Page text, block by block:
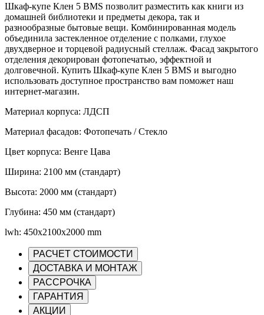
Шкаф-купе Клен 5 BMS позволит разместить как книги из
домашней библиотеки и предметы декора, так и
разнообразные бытовые вещи. Комбинированная модель
объединила застекленное отделение с полками, глухое
двухдверное и торцевой радиусный стеллаж. Фасад закрытого
отделения декорирован фотопечатью, эффектной и
долговечной. Купить Шкаф-купе Клен 5 BMS и выгодно
использовать доступное пространство вам поможет наш
интернет-магазин.
Материал корпуса: ЛДСП
Материал фасадов: Фотопечать / Стекло
Цвет корпуса: Венге Цава
Ширина: 2100 мм (стандарт)
Высота: 2000 мм (стандарт)
Глубина: 450 мм (стандарт)
lwh: 450x2100x2000 mm
РАСЧЕТ СТОИМОСТИ
ДОСТАВКА И МОНТАЖ
РАССРОЧКА
ГАРАНТИЯ
АКЦИИ